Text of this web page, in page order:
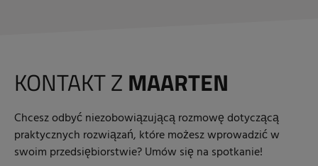
KONTAKT Z MAARTEN
Chcesz odbyć niezobowiązującą rozmowę dotyczącą
praktycznych rozwiązań, które możesz wprowadzić w
swoim przedsiębiorstwie? Umów się na spotkanie!